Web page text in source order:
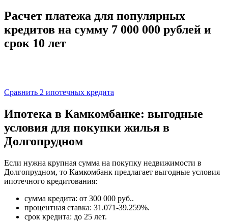
Расчет платежа для популярных
кредитов на сумму 7 000 000 рублей и
срок 10 лет
Сравнить 2 ипотечных кредита
Ипотека в Камкомбанке: выгодные
условия для покупки жилья в
Долгопрудном
Если нужна крупная сумма на покупку недвижимости в
Долгопрудном, то Камкомбанк предлагает выгодные условия
ипотечного кредитования:
сумма кредита: от 300 000 руб..
процентная ставка: 31.071-39.259%.
срок кредита: до 25 лет.